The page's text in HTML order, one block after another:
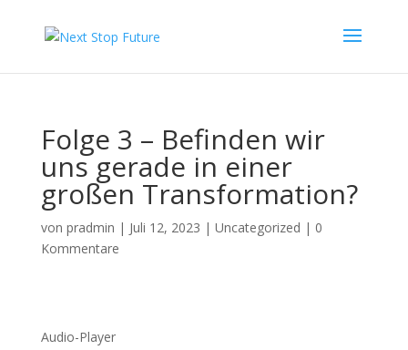
Folge 3 – Befinden wir
uns gerade in einer
großen Transformation?
von pradmin | Juli 12, 2023 | Uncategorized | 0
Kommentare
Audio-Player